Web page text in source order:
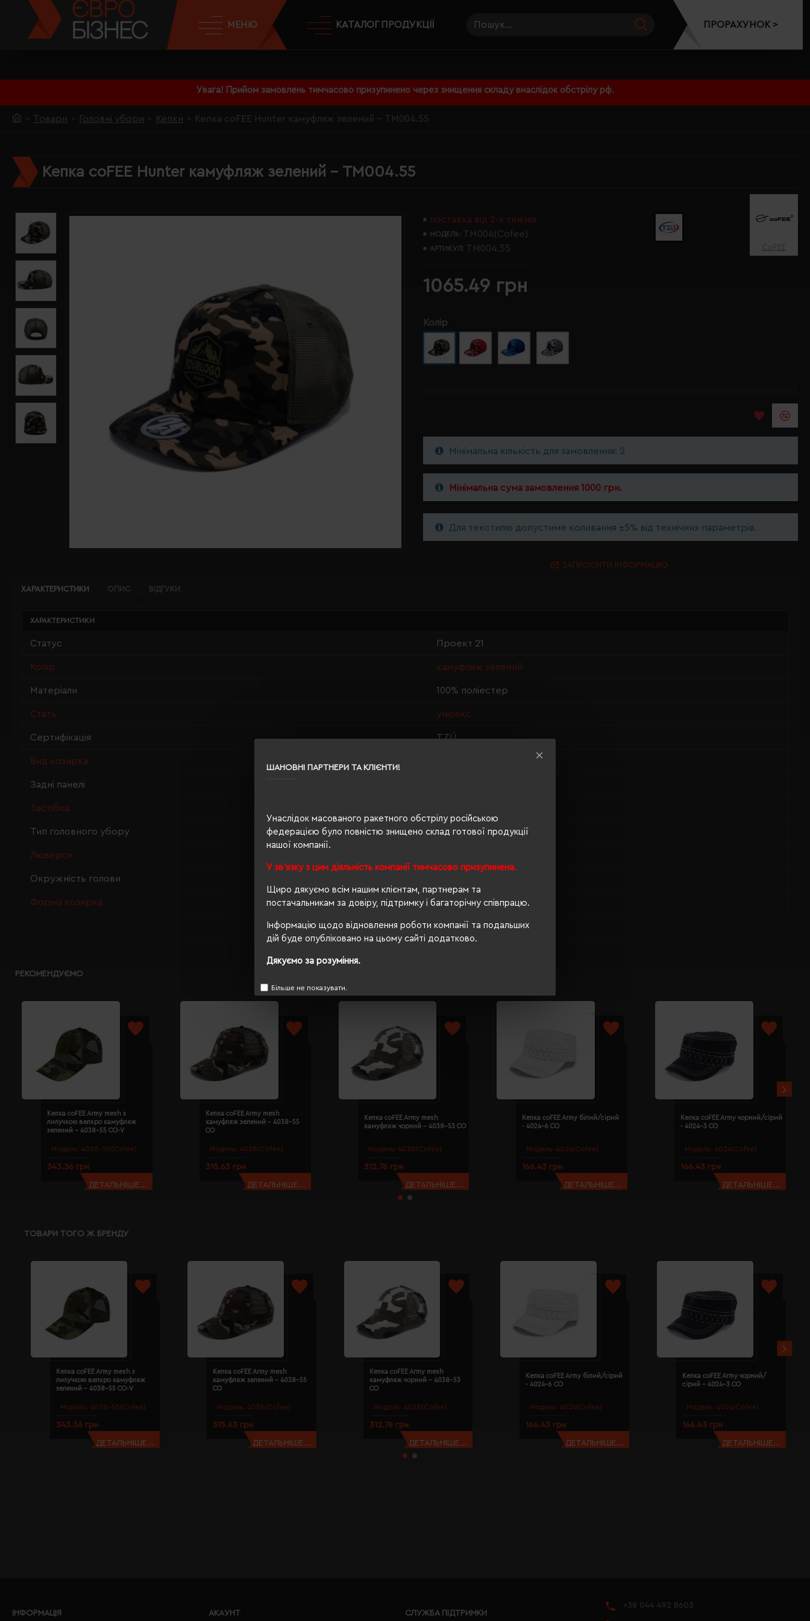
ШАНОВНІ ПАРТНЕРИ ТА КЛІЄНТИ!
Унаслідок масованого ракетного обстрілу російською
федерацією було повністю знищено склад готової продукції
нашої компанії.
У зв'язку з цим діяльність компанії тимчасово призупинена.
Щиро дякуємо всім нашим клієнтам, партнерам та
постачальникам за довіру, підтримку і багаторічну співпрацю.
Інформацію щодо відновлення роботи компанії та подальших
дій буде опубліковано на цьому сайті додатково.
Дякуємо за розуміння.
Більше не показувати.
Увага! Прийом замовлень тимчасово призупинено через знищення складу внаслідок обстрілу рф.
МЕНЮ КАТАЛОГ ПРОДУКЦІЇ ПРОРАХУНОК >
Товари Головні убори Кепки Кепка coFEE Hunter камуфляж зелений - TM004.55
Кепка coFEE Hunter камуфляж зелений - TM004.55
поставка від 2-х тижнів
МОДЕЛЬ: TM004(Cofee)
АРТИКУЛ: TM004.55 CoFEE
1065.49 грн
Колір
Мінімальна кількість для замовлення: 2
Мінімальна сума замовлення 1000 грн.
Для текстилю допустиме коливання ±5% від технічних параметрів.
ЗАПРОСИТИ ІНФОРМАЦІЮ
ХАРАКТЕРИСТИКИ ОПИС ВІДГУКИ
ХАРАКТЕРИСТИКИ
Статус Проект 21
Колір камуфляж зелений
Матеріали 100% поліестер
Стать унісекс
Сертифікація TZÚ
Вид козирка
Задні панелі
Застібка
Тип головного убору 5-клинка
Люверси
Окружність голови
Форма козирка вигнутий
РЕКОМЕНДУЄМО
Модель: 4038-55(Cofee)
Кепка coFEE Army mesh з
липучкою велкро камуфляж
зелений - 4038-55 CO-V
343.36 грн
ДЕТАЛЬНІШЕ...
Модель: 4038(Cofee)
Кепка coFEE Army mesh
камуфляж зелений - 4038-55
CO
315.63 грн
ДЕТАЛЬНІШЕ...
Модель: 4038(Cofee)
Кепка coFEE Army mesh
камуфляж чорний - 4038-53 CO
312.76 грн
ДЕТАЛЬНІШЕ...
Модель: 4024(Cofee)
Кепка coFEE Army білий/сірий
- 4024-6 CO
166.43 грн
ДЕТАЛЬНІШЕ...
Модель: 4024(Cofee)
Кепка coFEE Army чорний/сірий
- 4024-3 CO
166.43 грн
ДЕТАЛЬНІШЕ...
ТОВАРИ ТОГО Ж БРЕНДУ
Модель: 4038-55(Cofee)
Кепка coFEE Army mesh з
липучкою велкро камуфляж
зелений - 4038-55 CO-V
343.36 грн
ДЕТАЛЬНІШЕ...
Модель: 4038(Cofee)
Кепка coFEE Army mesh
камуфляж зелений - 4038-55
CO
315.63 грн
ДЕТАЛЬНІШЕ...
Модель: 4038(Cofee)
Кепка coFEE Army mesh
камуфляж чорний - 4038-53
CO
312.76 грн
ДЕТАЛЬНІШЕ...
Модель: 4024(Cofee)
Кепка coFEE Army білий/сірий
- 4024-6 CO
166.43 грн
ДЕТАЛЬНІШЕ...
Модель: 4024(Cofee)
Кепка coFEE Army чорний/
сірий - 4024-3 CO
166.43 грн
ДЕТАЛЬНІШЕ...
ІНФОРМАЦІЯ АКАУНТ СЛУЖБА ПІДТРИМКИ
+38 044 492 8603